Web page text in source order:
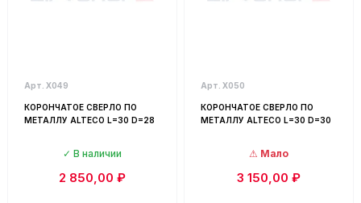
Арт. Х049
КОРОНЧАТОЕ СВЕРЛО ПО
МЕТАЛЛУ ALTECO L=30 D=28
В наличии
2 850,00 ₽
Арт. Х050
КОРОНЧАТОЕ СВЕРЛО ПО
МЕТАЛЛУ ALTECO L=30 D=30
Мало
3 150,00 ₽